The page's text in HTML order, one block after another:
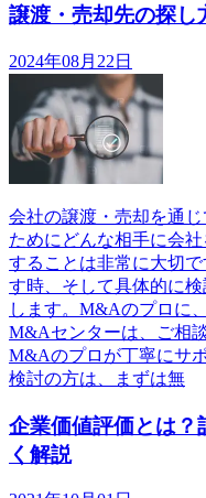
譲渡・売却先の探し
2024年08月22日
会社の譲渡・売却を通
ためにどんな相手に会
することは非常に大切
す時、そして具体的に
します。M&Aのプロに
M&Aセンターは、ご相
M&Aのプロが丁寧にサ
検討の方は、まずは無
企業価値評価とは？
く解説